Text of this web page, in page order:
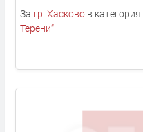
За гр. Хасковов категория
Терени“